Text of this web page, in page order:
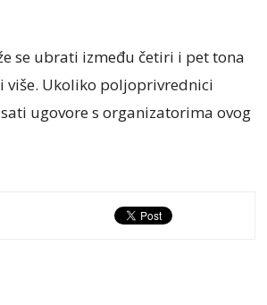
se ubrati između četiri i pet tona
više. Ukoliko poljoprivrednici
ugovore s organizatorima ovog